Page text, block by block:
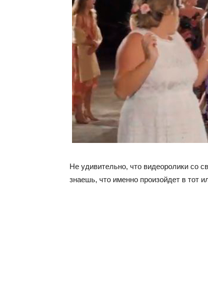
Не удивительно, что видеоролики со
знаешь, что именно произойдет в тот